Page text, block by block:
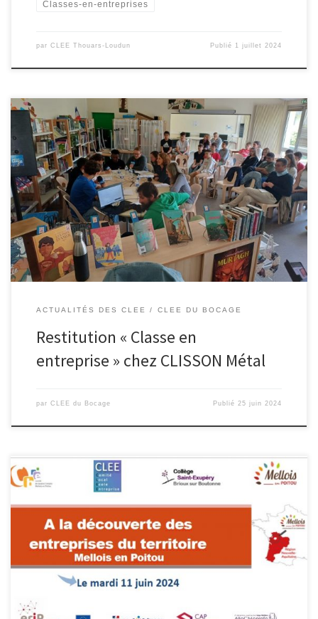
Classes-en-entreprises
par CLEE Thouars-Loudun Publié 1 juillet 2024
Restitution de l’opération « Classe en entreprise » des élèves de
4émeB du collège Jacques Prévert de Moncoutant chez CLISSON
Métal.Pendant 2 jours les élèves ont été en immersion dans
l’entreprise CLISSON Métal de Moncoutant, entreprise familiale
créée en 1968 par Michel CLISSON.L’entreprise est spécialisée
dans le négoce de produits métallurgiques, la […]
ACTUALITÉS DES CLEE CLEE DU BOCAGE
Restitution « Classe en
entreprise » chez CLISSON Métal
par CLEE du Bocage Publié 25 juin 2024
Une classe de 4e du collège Antoine de Saint Exupéry de Brioux
sur Boutonne a pu découvrir les entreprises du territoire Mellois en
Poitou de manière ludique et dynamique. Le projet est né au sein
du CLEE Sud Deux-Sèvres piloté par Adonis Zouein, Proviseur du
Lycée Jean-François Cail de Chef-Boutonne […]